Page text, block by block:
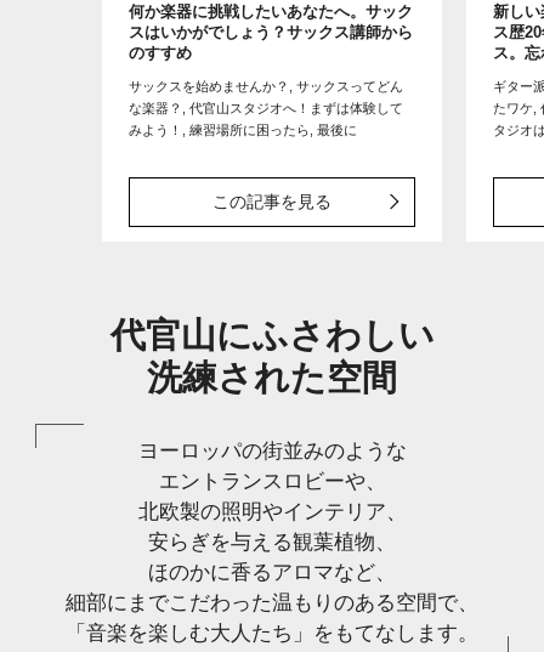
何か楽器に挑戦したいあなたへ。サック
スはいかがでしょう？サックス講師から
のすすめ
サックスを始めませんか？, サックスってどん
な楽器？, 代官山スタジオへ！まずは体験して
みよう！, 練習場所に困ったら, 最後に
この記事を見る
新しい
ス歴
ス。
ギター
たワケ,
タジオ
代官山にふさわしい
洗練された空間
ヨーロッパの街並みのような
エントランスロビーや、
北欧製の照明やインテリア、
安らぎを与える観葉植物、
ほのかに香るアロマなど、
細部にまでこだわった温もりのある空間で、
「音楽を楽しむ大人たち」をもてなします。